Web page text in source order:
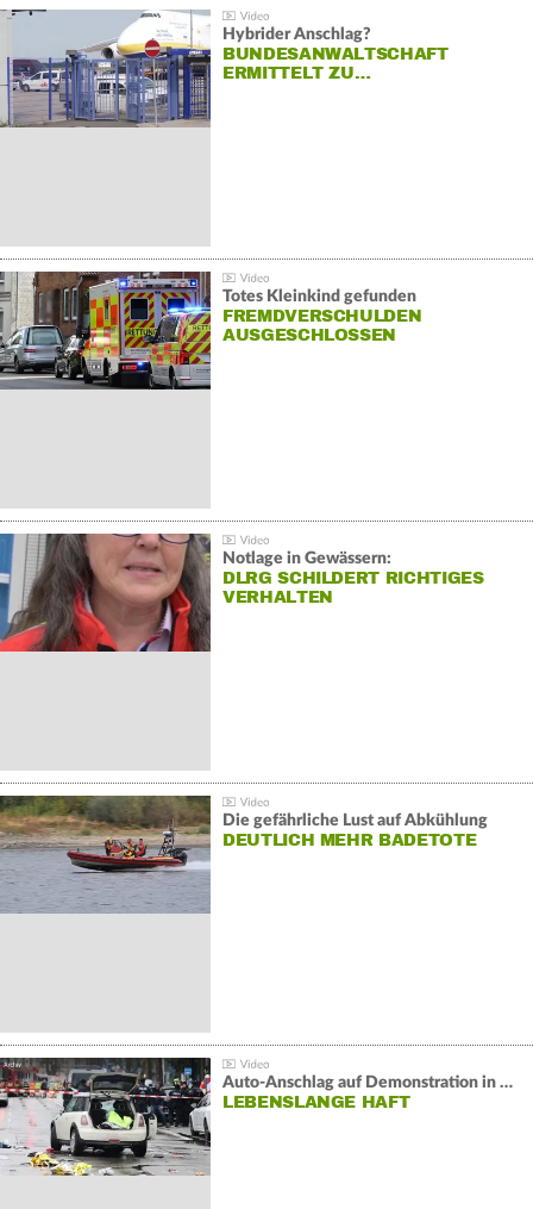
Hybrider Anschlag?
BUNDESANWALTSCHAFT
ERMITTELT ZU…
Totes Kleinkind gefunden
FREMDVERSCHULDEN
AUSGESCHLOSSEN
Notlage in Gewässern:
DLRG SCHILDERT RICHTIGES
VERHALTEN
Die gefährliche Lust auf Abkühlung
DEUTLICH MEHR BADETOTE
Auto-Anschlag auf Demonstration in München:
LEBENSLANGE HAFT